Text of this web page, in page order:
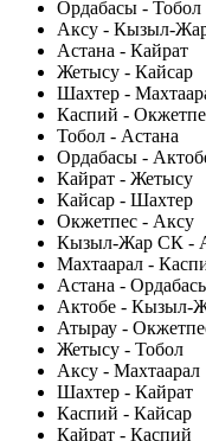
Ордабасы - Тобол
Аксу - Кызыл-
Астана - Кайрат
Жетысу - Кайсар
Шахтер -
Каспий -
Тобол - Астана
Ордабасы -
Кайрат - Жетысу
Кайсар - Шахтер
Окжетпес - Аксу
Кызыл-Жар СК -
Махтаарал -
Астана -
Актобе - Кызыл-
Атырау -
Жетысу - Тобол
Аксу - Махтаарал
Шахтер - Кайрат
Каспий - Кайсар
Кайрат - Каспий